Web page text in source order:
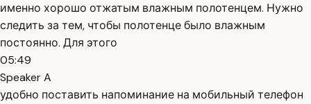
именно хорошо отжатым влажным полотенцем. Нужно
следить за тем, чтобы полотенце было влажным
постоянно. Для этого
05:49
Speaker A
удобно поставить напоминание на мобильный телефон